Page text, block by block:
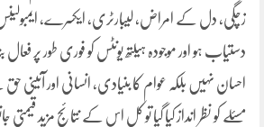
زچگی، دل کے امراض، لیبارٹری، ایکسرے، ایمبولینس
دستیاب ہو اور موجودہ ہیلتھ یونٹس کو فوری طور پر فعال
احسان نہیں بلکہ عوام کا بنیادی، انسانی اور آئینی
مسئلے کو نظر انداز کیا گیا تو کل اس کے نتائج مزید